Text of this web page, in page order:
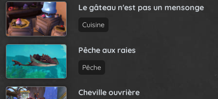
Le gâteau n'est pas un mensonge
Cuisine
Pêche aux raies
Pêche
Cheville ouvrière